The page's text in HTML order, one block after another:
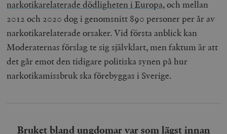
narkotikarelaterade dödligheten i Europa, och mellan
2012 och 2020 dog i genomsnitt 890 personer per år av
narkotikarelaterade orsaker. Vid första anblick kan
Moderaternas förslag te sig självklart, men faktum är att
det går emot den tidigare politiska synen på hur
narkotikamissbruk ska förebyggas i Sverige.
Bruket bland ungdomar var som lägst innan